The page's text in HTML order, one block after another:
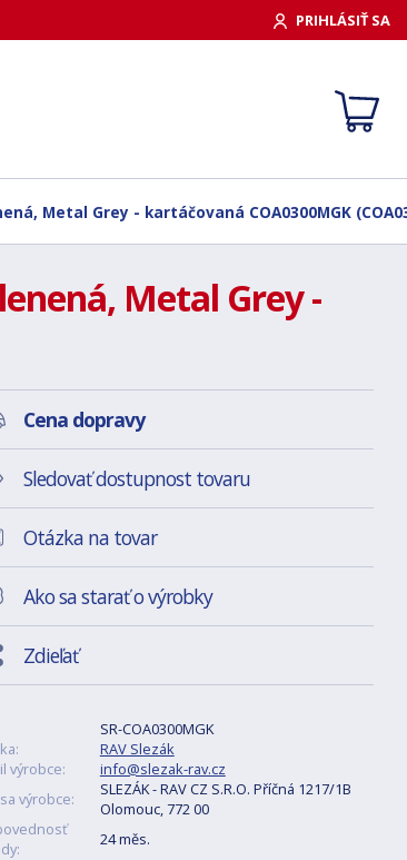
PRIHLÁSIŤ SA
Metal Grey - kartáčovaná COA0300MGK
Metal Grey -
Cena dopravy
Sledovať dostupnost tovaru
Otázka na tovar
Ako sa starať o výrobky
Zdieľať
SR-COA0300MGK
RAV Slezák
výrobce:
info@slezak-rav.cz
výrobce:
SLEZÁK - RAV CZ S.R.O. Příčná 1217/1B
Olomouc, 772 00
24 měs.